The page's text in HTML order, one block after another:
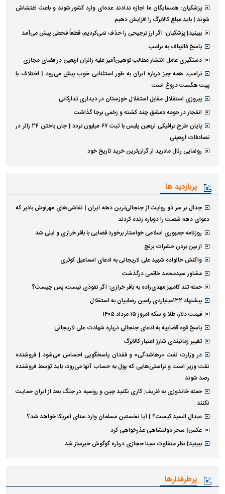
پزشکیان: همسایگان ما اجازه ندادند عده‌ای وارد کشور شوند و باعث اغتشاش
شوند | باید مبلغ کالابرگ را افزایش دهیم
ببینید| پزشکیان: اگر ارز ترجیحی را حذف نمی‌کردیم، قطعاً قحطی پیش می‌آمد
پاسخ قالیباف به ترامپ
دستگیری عامل انتشار مطالب توهین‌آمیز علیه زائران اربعین در فضای مجازی
ترامپ: همه چیز درباره ایران به طور استثنایی خوب پیش می‌رود | اختلاف با
پیت هگست دروغ است
پیروزی استقلال مقابل استقلال خوزستان در دیداری تدارکاتی
انفجار در حومه دمشق چند کشته و زخمی برجا گذاشت
پایان طرح ترافیکی اربعین پلیس با ثبت ۶۷ میلیون تردد | جان باختن ۲۴ زائر در
تصادفات اربعینی
رونمایی رئال مادرید از گران‌ترین خرید تاریخ خود
پربازدید ها
جدال بر سر دو روایت از جنجالی‌ترین دهه ایران | نقاشی‌های مهرنوش بادپر که
دعوای دهه شصت را دوباره زنده کردند
روزنامه جمهوری اسلامی خواستار برخورد قضایی با باقر خرازی و نیلی شد
از بین بردن حشرات برنج
واکنش خانواده شهید علی لاریجانی به ادعای اسماعیل کوثری
مشاور سیدمحمد خاتمی درگذشت
حمله تند کامبیز مهدی‌زاده به باقر خرازی: اگر نفوذی نیست، پس چیست؟
پیشنهاد ۱۳۲میلیاردی رامین رضاییان به استقلال
قیمت دلار، طلا و سکه امروز ۱۵ مرداد ۱۴۰۵
پاسخ قوه قضاییه به ادعای جنجالی درباره شهادت علی لاریجانی
تغییر زمانبندی‌ شارژ اعتبار کالابرگ
در وزارت نفت «رهاشدگی» و فقدان پاسخگویی احساس می‌شود | فروشنده
نفت وزیر است و تراستی‌هایی که پول به حساب آنها می‌رود، باید توسط فروشنده
رصد شوند
حمله خاندوزی به ظریف: کاری نکنید چین و روسیه در جنگ بعد از ایران حمایت
نکنند
عبدال السید کیست؟ | آیا نخستین مسلمان وارد سنای آمریکا خواهد شد؟
عکس| سحر دولتشاهی عذرخواهی کرد
ببینید| نظر متفاوت سینا حجازی درباره گوگوش خبرساز شد
پرطرفدارها